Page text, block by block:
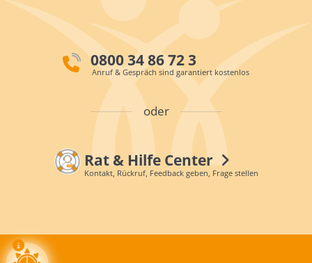
0800 34 86 72 3
Anruf & Gespräch sind garantiert kostenlos
oder
Rat & Hilfe Center
Kontakt, Rückruf, Feedback geben, Frage stellen